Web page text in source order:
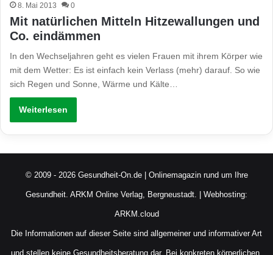
8. Mai 2013 0
Mit natürlichen Mitteln Hitzewallungen und
Co. eindämmen
In den Wechseljahren geht es vielen Frauen mit ihrem Körper wie
mit dem Wetter: Es ist einfach kein Verlass (mehr) darauf. So wie
sich Regen und Sonne, Wärme und Kälte…
Weiterlesen
© 2009 - 2026 Gesundheit-On.de | Onlinemagazin rund um Ihre
Gesundheit. ARKM Online Verlag, Bergneustadt. | Webhosting:
ARKM.cloud
Die Informationen auf dieser Seite sind allgemeiner und informativer Art
und stellen keine Gesundheitsberatung dar. Bei konkreten körperlichen,